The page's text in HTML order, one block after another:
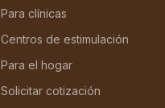
Para clínicas
Centros de estimulación
Para el hogar
Solicitar cotización